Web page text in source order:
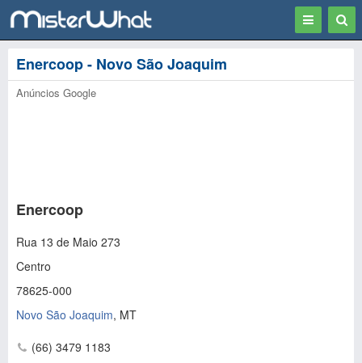
Toggle
Enercoop - Novo São Joaquim
Anúncios Google
Enercoop
Rua 13 de Maio 273
Centro
78625-000
Novo São Joaquim, MT
(66) 3479 1183